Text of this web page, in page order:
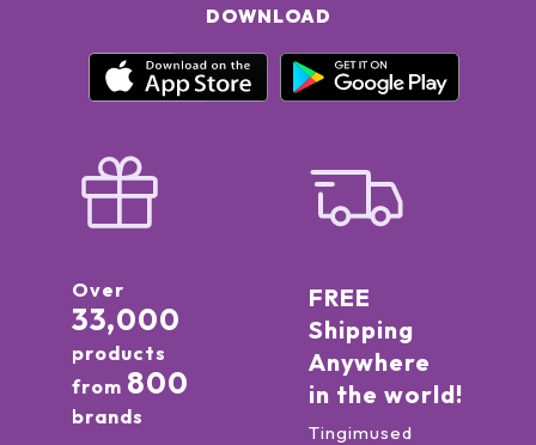
DOWNLOAD
Over
33,000
products
from 800
brands
FREE
Shipping
Anywhere
in the world!
Tingimused